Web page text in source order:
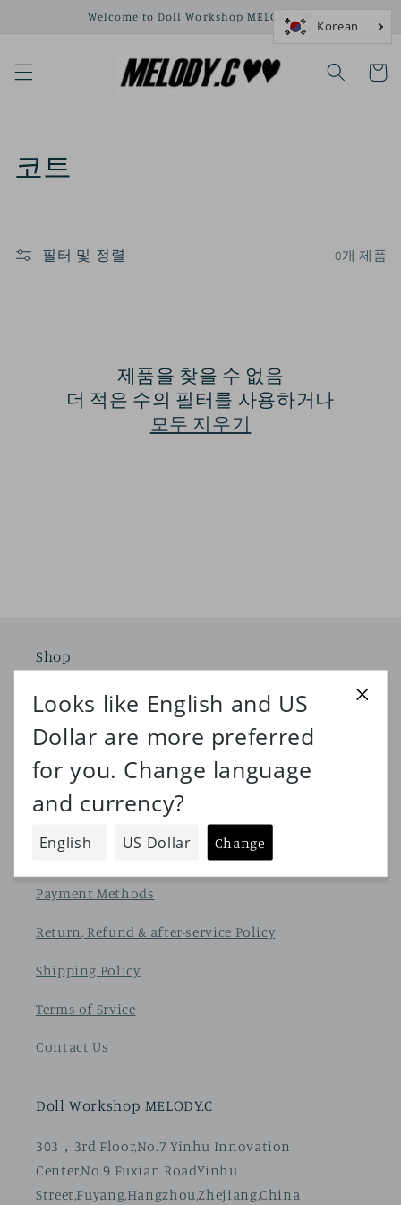
뛰기
Welcome to Doll Workshop MELODY.C❤
카
트
컬
코트
필터 및 정렬 0개 제품
제품을 찾을 수 없음
더 적은 수의 필터를 사용하거나
모두 지우기
Shop
Home page
Shop
About Us
privacy policy
Payment Methods
Return, Refund & after-service Policy
Shipping Policy
Terms of Srvice
Contact Us
Doll Workshop MELODY.C
303，3rd Floor,No.7 Yinhu Innovation
Center,No.9 Fuxian RoadYinhu
Street,Fuyang,Hangzhou,Zhejiang,China